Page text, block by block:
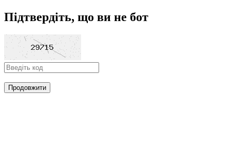
Підтвердіть, що ви не бот
Продовжити